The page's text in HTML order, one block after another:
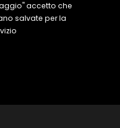
accetto che
salvate per la